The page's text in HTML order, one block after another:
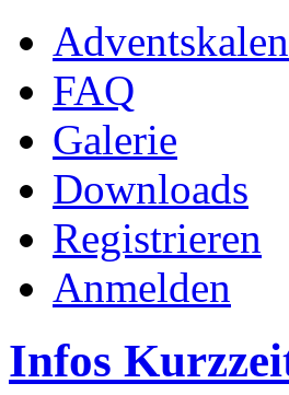
FAQ
Galerie
Downloads
Registrieren
Anmelden
Infos